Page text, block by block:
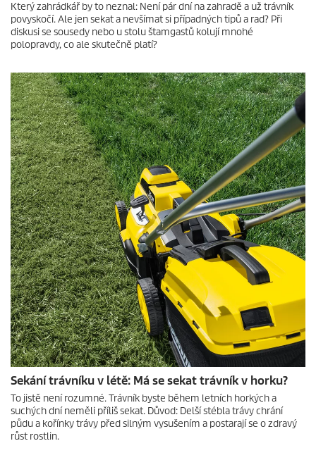
Který zahrádkář by to neznal: Není pár dní na zahradě a už trávník
povyskočí. Ale jen sekat a nevšímat si případných tipů a rad? Při
diskusi se sousedy nebo u stolu štamgastů kolují mnohé
polopravdy, co ale skutečně platí?
Sekání trávníku v létě: Má se sekat trávník v horku?
To jistě není rozumné. Trávník byste během letních horkých a
suchých dní neměli příliš sekat. Důvod: Delší stébla trávy chrání
půdu a kořínky trávy před silným vysušením a postarají se o zdravý
růst rostlin.